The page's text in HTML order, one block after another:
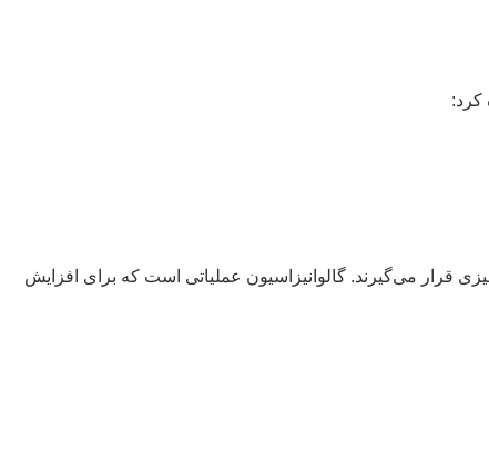
کرد:
قرار می‌گیرند. گالوانیزاسیون عملیاتی است که برای افزایش